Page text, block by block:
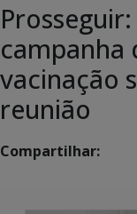
campanha
vacinação
reunião
Compartilhar: